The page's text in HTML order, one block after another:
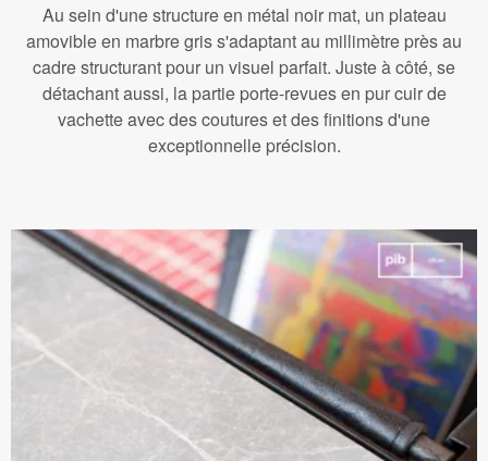
Au sein d'une structure en métal noir mat, un plateau
amovible en marbre gris s'adaptant au millimètre près au
cadre structurant pour un visuel parfait. Juste à côté, se
détachant aussi, la partie porte-revues en pur cuir de
vachette avec des coutures et des finitions d'une
exceptionnelle précision.